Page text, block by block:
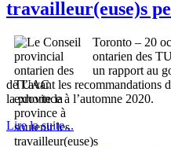
travailleur(euse)s
Toronto – 20
ontarien des
un rapport au
de l’avant les recommandations
la province à l’automne 2020.
Lire la suite...